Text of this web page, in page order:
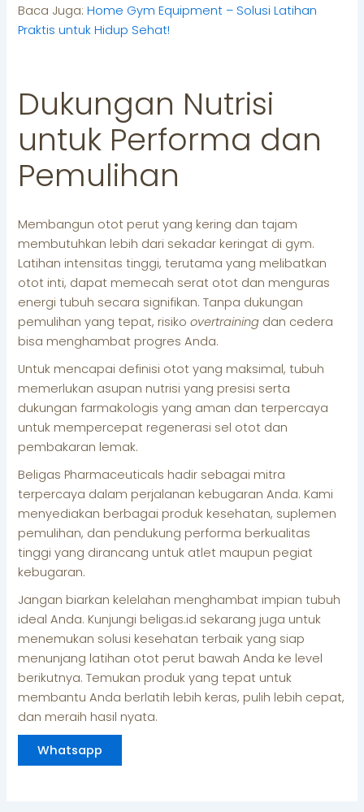
Baca Juga:Home Gym Equipment – Solusi Latihan
Praktis untuk Hidup Sehat!
Dukungan Nutrisi
untuk Performa dan
Pemulihan
Membangun otot perut yang kering dan tajam
membutuhkan lebih dari sekadar keringat di gym.
Latihan intensitas tinggi, terutama yang melibatkan
otot inti, dapat memecah serat otot dan menguras
energi tubuh secara signifikan. Tanpa dukungan
pemulihan yang tepat, risikoovertraining dan cedera
bisa menghambat progres Anda.
Untuk mencapai definisi otot yang maksimal, tubuh
memerlukan asupan nutrisi yang presisi serta
dukungan farmakologis yang aman dan terpercaya
untuk mempercepat regenerasi sel otot dan
pembakaran lemak.
Beligas Pharmaceuticals hadir sebagai mitra
terpercaya dalam perjalanan kebugaran Anda. Kami
menyediakan berbagai produk kesehatan, suplemen
pemulihan, dan pendukung performa berkualitas
tinggi yang dirancang untuk atlet maupun pegiat
kebugaran.
Jangan biarkan kelelahan menghambat impian tubuh
ideal Anda. Kunjungi beligas.id sekarang juga untuk
menemukan solusi kesehatan terbaik yang siap
menunjang latihan otot perut bawah Anda ke level
berikutnya. Temukan produk yang tepat untuk
membantu Anda berlatih lebih keras, pulih lebih cepat,
dan meraih hasil nyata.
Whatsapp